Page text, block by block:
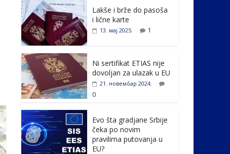
b
o
o
k
er e
dI
e
Lakše i brže do pasoša
i lične karte
13. мај 2025. 1
Ni sertifikat ETIAS nije
dovoljan za ulazak u EU
21. новембар 2024.
0
Evo šta gradjane Srbije
čeka po novim
pravilima putovanja u
EU?